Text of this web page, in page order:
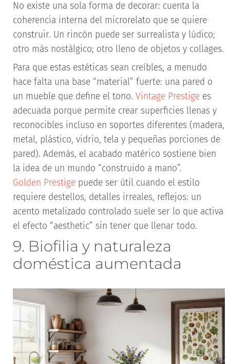
No existe una sola forma de decorar: cuenta la
coherencia interna del microrelato que se quiere
construir. Un rincón puede ser surrealista y lúdico;
otro más nostálgico; otro lleno de objetos y collages.
Para que estas estéticas sean creíbles, a menudo
hace falta una base “material” fuerte: una pared o
un mueble que define el tono. Vintage Prestige es
adecuada porque permite crear superficies llenas y
reconocibles incluso en soportes diferentes (madera,
metal, plástico, vidrio, tela y pequeñas porciones de
pared). Además, el acabado matérico sostiene bien
la idea de un mundo “construido a mano”.
Golden Prestige puede ser útil cuando el estilo
requiere destellos, detalles irreales, reflejos: un
acento metalizado controlado suele ser lo que activa
el efecto “aesthetic” sin tener que llenar todo.
9. Biofilia y naturaleza
doméstica aumentada